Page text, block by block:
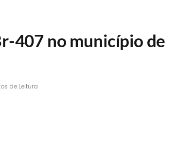
407 no município de
de Leitura